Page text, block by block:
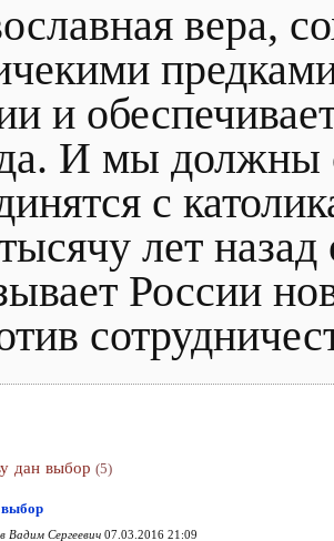
вера,
и
И мы должны
с
лет
России
дан выбор (5)
Вадим Сергеевич 07.03.2016 21:09